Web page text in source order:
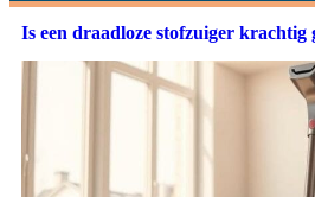
Is een draadloze stofzuiger krachtig